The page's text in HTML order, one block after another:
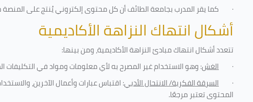
· كما يقر المدرب بجامعة الطائف أن كل محتوى إلكتروني يُنتج على
أشكال انتهاك النزاهة الأكاديمية
تتعدد أشكال انتهاك مبادئ النزاهة الأكاديمية، ومن بينها:
· الغش: وهو الاستخدام غير المصرح به لأي معلومات ومواد في التكليفات
· السرقة الفكرية/ الانتحال الأدبي: اقتباس عبارات وأعمال الآخرين،
المحتوى تعتبر مرجعًا.